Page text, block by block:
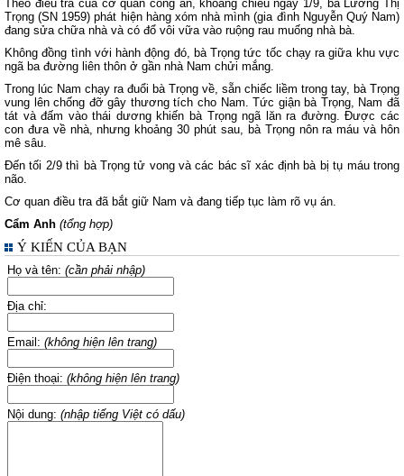
Theo điều tra của cơ quan công an, khoảng chiều ngày 1/9, bà Lương Thị
Trọng (SN 1959) phát hiện hàng xóm nhà mình (gia đình Nguyễn Quý Nam)
đang sửa chữa nhà và có đổ vôi vữa vào ruộng rau muống nhà bà.
Không đồng tình với hành động đó, bà Trọng tức tốc chạy ra giữa khu vực
ngã ba đường liên thôn ở gần nhà Nam chửi mắng.
Trong lúc Nam chạy ra đuổi bà Trọng về, sẵn chiếc liềm trong tay, bà Trọng
vung lên chống đỡ gây thương tích cho Nam. Tức giận bà Trọng, Nam đã
tát và đấm vào thái dương khiến bà Trọng ngã lăn ra đường. Được các
con đưa về nhà, nhưng khoảng 30 phút sau, bà Trọng nôn ra máu và hôn
mê sâu.
Đến tối 2/9 thì bà Trọng tử vong và các bác sĩ xác định bà bị tụ máu trong
não.
Cơ quan điều tra đã bắt giữ Nam và đang tiếp tục làm rõ vụ án.
Cẩm Anh (tổng hợp)
Ý KIẾN CỦA BẠN
Họ và tên: (cần phải nhập)
Địa chỉ:
Email: (không hiện lên trang)
Điện thoại: (không hiện lên trang)
Nội dung: (nhập tiếng Việt có dấu)